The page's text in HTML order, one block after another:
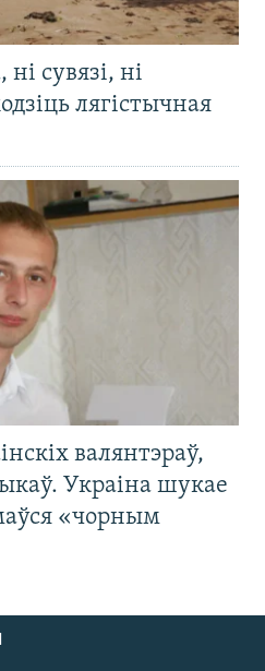
ні сувязі, ні
лягістычная
валянтэраў,
Украіна шукае
«чорным